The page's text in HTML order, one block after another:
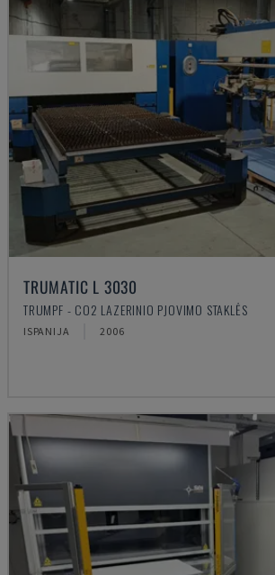
TRUMATIC L 3030
TRUMPF - CO2 LAZERINIO PJOVIMO STAKLĖS
ISPANIJA 2006